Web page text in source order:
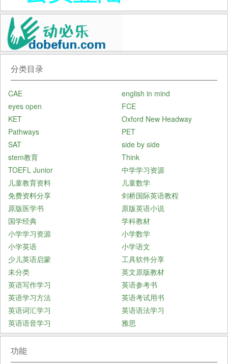
分类目录
CAE
english in mind
eyes open
FCE
KET
Oxford New Headway
Pathways
PET
SAT
side by side
stem教育
Think
TOEFL Junior
中学学习资源
儿童教育资料
儿童数学
免费资料分享
剑桥国际英语教程
原版医学书
原版英语小说
国学经典
学科教材
小学学习资源
小学数学
小学英语
小学语文
少儿英语启蒙
工具软件分享
未分类
英文原版教材
英语写作学习
英语参考书
英语学习方法
英语考试用书
英语词汇学习
英语语法学习
英语语音学习
雅思
功能